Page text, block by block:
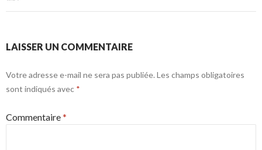
LAISSER UN COMMENTAIRE
Votre adresse e-mail ne sera pas publiée. Les champs obligatoires
sont indiqués avec *
Commentaire*